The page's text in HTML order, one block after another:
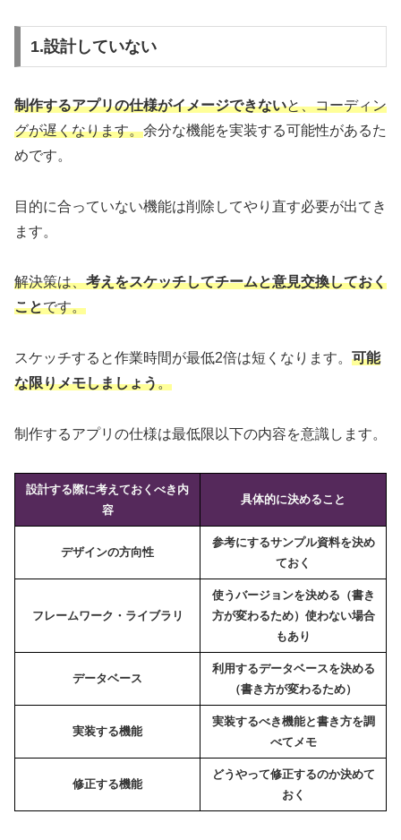
1.設計していない
制作するアプリの仕様がイメージできないと、コーディン
グが遅くなります。余分な機能を実装する可能性があるた
めです。
目的に合っていない機能は削除してやり直す必要が出てき
ます。
解決策は、考えをスケッチしてチームと意見交換しておく
ことです。
スケッチすると作業時間が最低2倍は短くなります。 可能
な限りメモしましょう。
制作するアプリの仕様は最低限以下の内容を意識します。
設計する際に考えておくべき内
容
具体的に決めること
デザインの方向性
参考にするサンプル資料を決め
ておく
フレームワーク・ライブラリ
使うバージョンを決める（書き
方が変わるため） 使わない場合
もあり
データベース
利用するデータベースを決める
（書き方が変わるため）
実装する機能
実装するべき機能と書き方を調
べてメモ
修正する機能
どうやって修正するのか決めて
おく